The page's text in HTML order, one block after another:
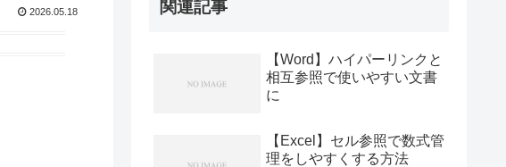
2026.05.18 関連記事
【Word】ハイパーリンクと
相互参照で使いやすい文書
に
【Excel】セル参照で数式管
理をしやすくする方法